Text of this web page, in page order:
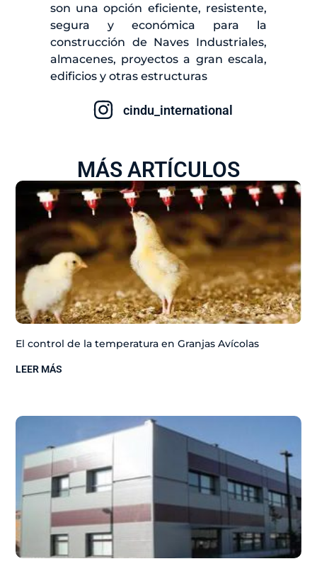
son una opción eficiente, resistente,
segura y económica para la
construcción de Naves Industriales,
almacenes, proyectos a gran escala,
edificios y otras estructuras
cindu_international
MÁS ARTÍCULOS
El control de la temperatura en Granjas Avícolas
LEER MÁS